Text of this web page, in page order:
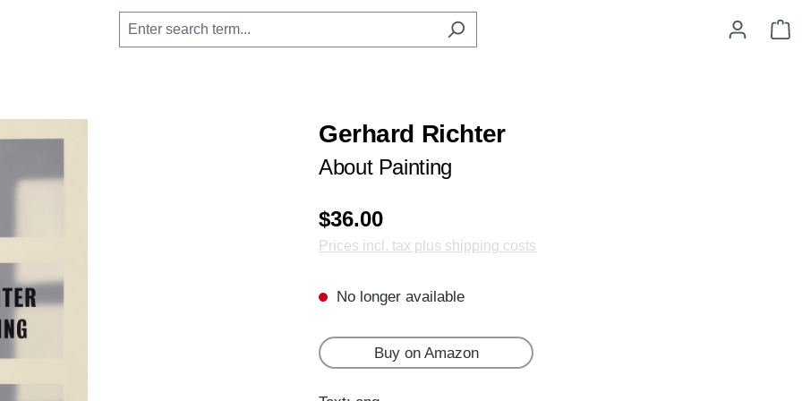
Gerhard Richter
About Painting
$36.00
Prices incl. tax plus shipping costs
No longer available
Buy on Amazon